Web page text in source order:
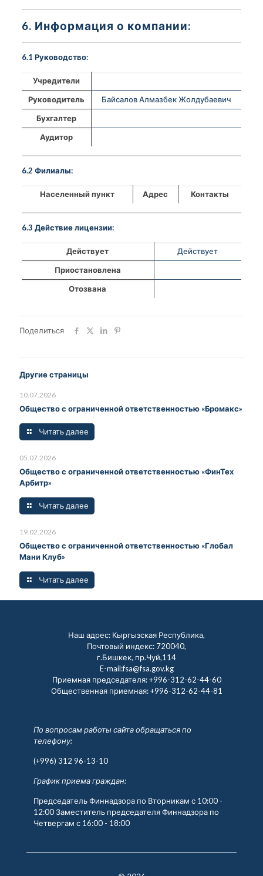
6. Информация о компании:
6.1 Руководство:
Учредители
Руководитель
Байсалов Алмазбек Жолдубаевич
Бухгалтер
Аудитор
6.2 Филиалы:
Населенный пункт Адрес Контакты
6.3 Действие лицензии:
Действует
Действует
Приостановлена
Отозвана
Поделиться
Другие страницы
10.07.2026
Общество с ограниченной ответственностью «Бромакс»
Читать далее
05.07.2026
Общество с ограниченной ответственностью «ФинТех
Арбитр»
Читать далее
19.02.2026
Общество с ограниченной ответственностью «Глобал
Мани Клуб»
Читать далее
Наш адрес: Кыргызская Республика,
Почтовый индекс: 720040,
г.Бишкек, пр.Чуй,114
E-mail:fsa@fsa.gov.kg
Приемная председателя:+996-312-62-44-60
Общественная приемная:+996-312-62-44-81
По вопросам работы сайта обращаться по
телефону:
(+996) 312 96-13-10
График приема граждан:
Председатель Финнадзора по Вторникам с 10:00 -
12:00 Заместитель председателя Финнадзора по
Четвергам с 16:00 - 18:00